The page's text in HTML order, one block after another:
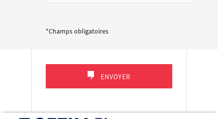
*Champs obligatoires
ENVOYER